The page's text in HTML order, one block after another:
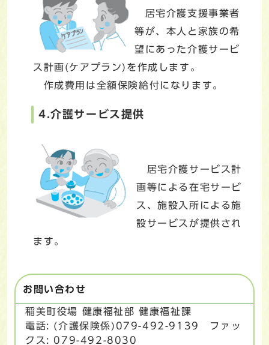
居宅介護支援事業者
等が、本人と家族の希
望にあった介護サービ
ス計画(ケアプラン)を作成します。
作成費用は全額保険給付になります。
4.介護サービス提供
居宅介護サービス計
画等による在宅サービ
ス、施設入所による施
設サービスが提供され
ます。
お問い合わせ
稲美町役場 健康福祉部 健康福祉課
電話: (介護保険係)079-492-9139 ファッ
クス: 079-492-8030